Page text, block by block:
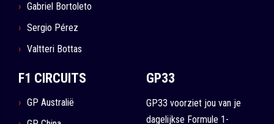
Gabriel Bortoleto
Sergio Pérez
Valtteri Bottas
F1 CIRCUITS
GP Australië
GP33
GP33 voorziet jou van je
dagelijkse Formule 1-